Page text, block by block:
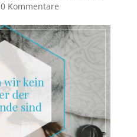
0 Kommentare